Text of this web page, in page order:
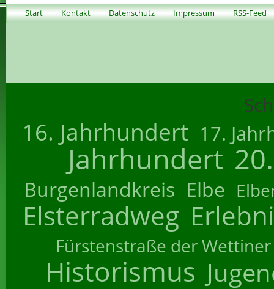
Start Kontakt Datenschutz Impressum RSS-Feed
16. Jahrhundert 17.
Jahrhundert
Burgenlandkreis Elbe
Elsterradweg
Fürstenstraße der Wettiner
Historismus